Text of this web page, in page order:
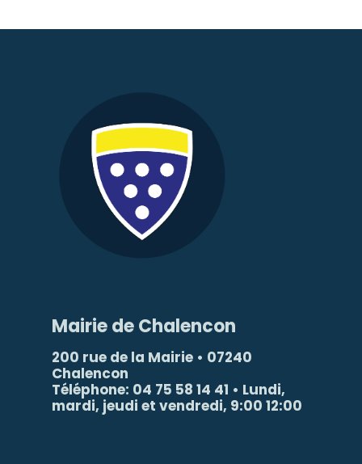
Mairie de Chalencon
200 rue de la Mairie • 07240
Chalencon
Téléphone: 04 75 58 14 41 • Lundi,
mardi, jeudi et vendredi, 9:00 12:00